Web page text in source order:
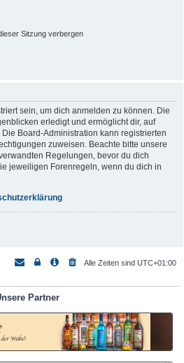
Sitzung verbergen
sein, um dich anmelden zu können. Die
erledigt und ermöglicht dir, auf
Board-Administration kann registrierten
zuweisen. Beachte bitte unsere
Regelungen, bevor du dich
jeweiligen Forenregeln, wenn du dich in
Alle Zeiten sind UTC+01:00
Partner